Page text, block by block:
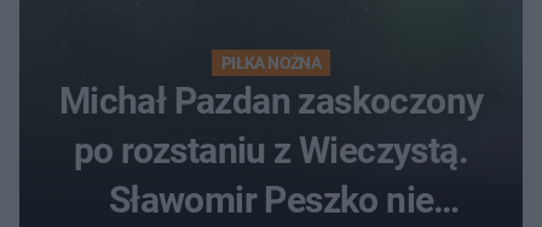
PIŁKA NOŻNA
Michał Pazdan zaskoczony
po rozstaniu z Wieczystą.
Sławomir Peszko nie